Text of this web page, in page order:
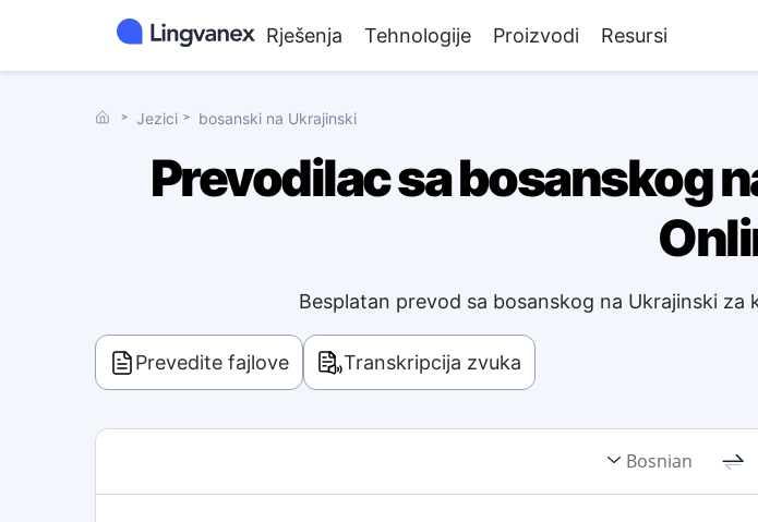
Rješenja Tehnologije Proizvodi Resursi
˃ Jezici ˃ bosanski na Ukrajinski
Prevodilac sa bosanskog
Besplatan prevod sa bosanskog na Ukrajinski
Prevedite fajlove Transkripcija zvuka
Bosnian